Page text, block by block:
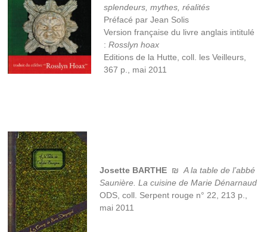
splendeurs, mythes, réalités
Préfacé par Jean Solis
Version française du livre anglais intitulé
:Rosslyn hoax
Editions de la Hutte, coll. les Veilleurs,
367 p., mai 2011
Josette BARTHE ₪A la table de l’abbé
Saunière. La cuisine de Marie Dénarnaud
ODS, coll. Serpent rouge n° 22, 213 p.,
mai 2011